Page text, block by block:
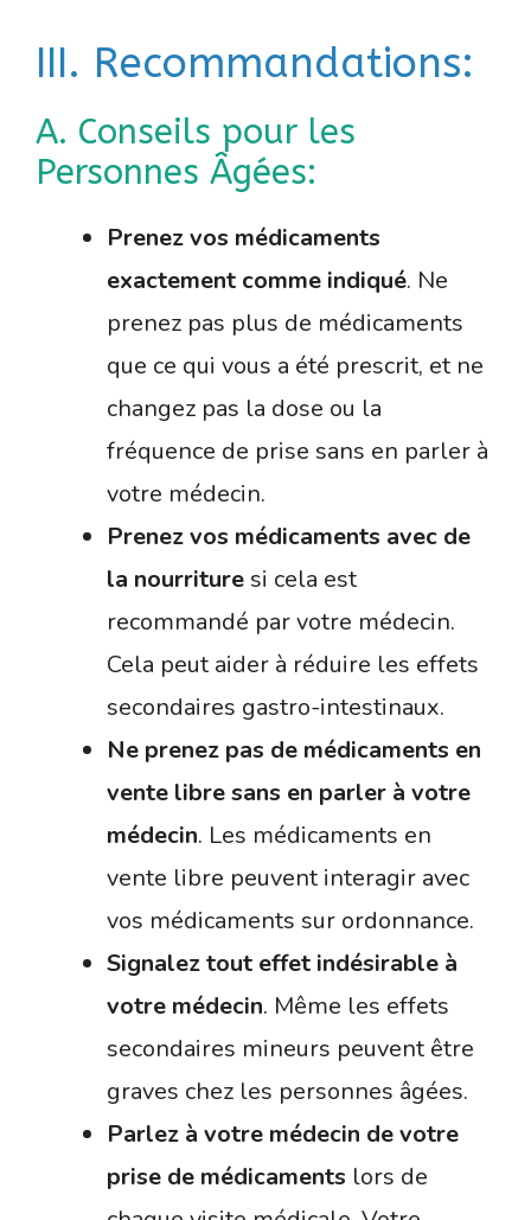
III. Recommandations:
A. Conseils pour les
Personnes Âgées:
Prenez vos médicaments
exactement comme indiqué. Ne
prenez pas plus de médicaments
que ce qui vous a été prescrit, et ne
changez pas la dose ou la
fréquence de prise sans en parler à
votre médecin.
Prenez vos médicaments avec de
la nourriture si cela est
recommandé par votre médecin.
Cela peut aider à réduire les effets
secondaires gastro-intestinaux.
Ne prenez pas de médicaments en
vente libre sans en parler à votre
médecin. Les médicaments en
vente libre peuvent interagir avec
vos médicaments sur ordonnance.
Signalez tout effet indésirable à
votre médecin. Même les effets
secondaires mineurs peuvent être
graves chez les personnes âgées.
Parlez à votre médecin de votre
prise de médicaments lors de